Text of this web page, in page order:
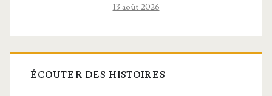
13 août 2026
ÉCOUTER DES HISTOIRES